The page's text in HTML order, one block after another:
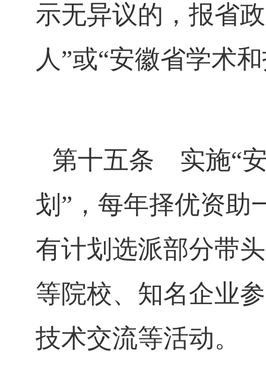
示无异议的，报省
人”或“安徽省学术
第十五条 实施“
划 ” ，每年择优资
有计划选派部分带
等院校、知名企业
技术交流等活动。